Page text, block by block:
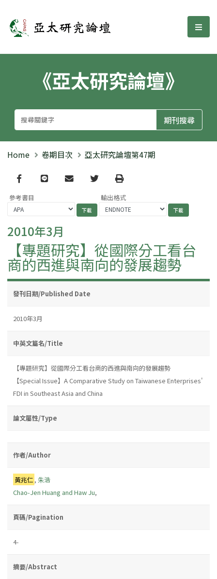
亞太研究論壇 選
《亞太研究論壇》
Home 卷期目次 亞太研究論壇第47期
Facebook
line email TwitterPrint
參考書目 輸出格式
2010年3月
【專題研究】從國際分工看台
商的西進與南向的發展趨勢
發刊日期/Published Date
2010年3月
中英文篇名/Title
【專題研究】從國際分工看台商的西進與南向的發展趨勢
【Special Issue】A Comparative Study on Taiwanese Enterprises'
FDI in Southeast Asia and China
論文屬性/Type
作者/Author
黃兆仁 ,朱浩
Chao-Jen Huang and Haw Ju,
頁碼/Pagination
4-
摘要/Abstract